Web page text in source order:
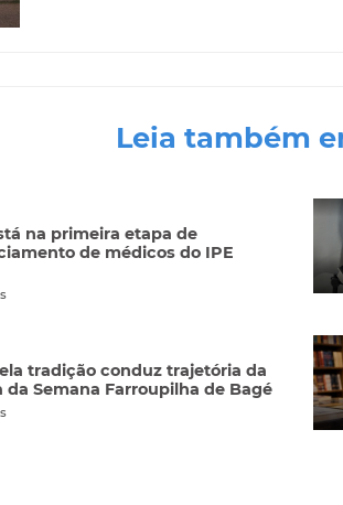
Leia também
na primeira etapa de
de médicos do IPE
tradição conduz trajetória da
da Semana Farroupilha de Bagé